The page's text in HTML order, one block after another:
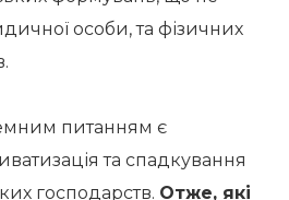
особи, та фізичних
питанням є
та спадкування
господарств. Отже, які